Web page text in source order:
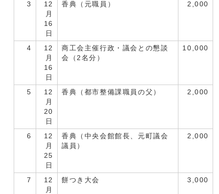
3
12
月
16
日
香典（元職員） 2,000
4
12
月
16
日
商工会主催行政・議会との懇談
会（2名分）
10,000
5
12
月
20
日
香典（都市整備課職員の父） 2,000
6
12
月
25
日
香典（中央会館館長、元町議会
議員）
2,000
7
12
月
餅つき大会 3,000